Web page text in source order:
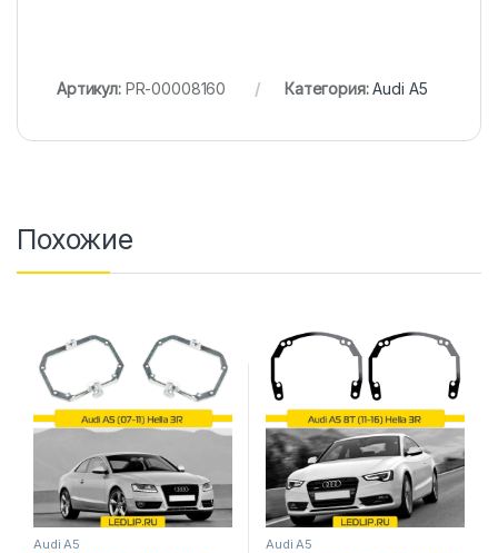
Артикул: PR-00008160 Категория:Audi A5
Похожие
Audi A5 Audi A5